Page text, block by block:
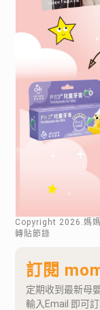
Copyright 2026 .媽
轉貼節錄
訂閱
定期收到最新母
輸入Email 即可